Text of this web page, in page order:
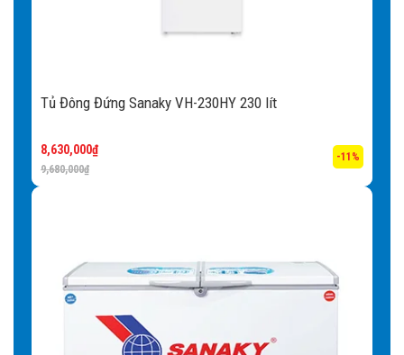
Tủ Đông Đứng Sanaky VH-230HY 230 lít
9,680,000₫
8,630,000₫
-11%